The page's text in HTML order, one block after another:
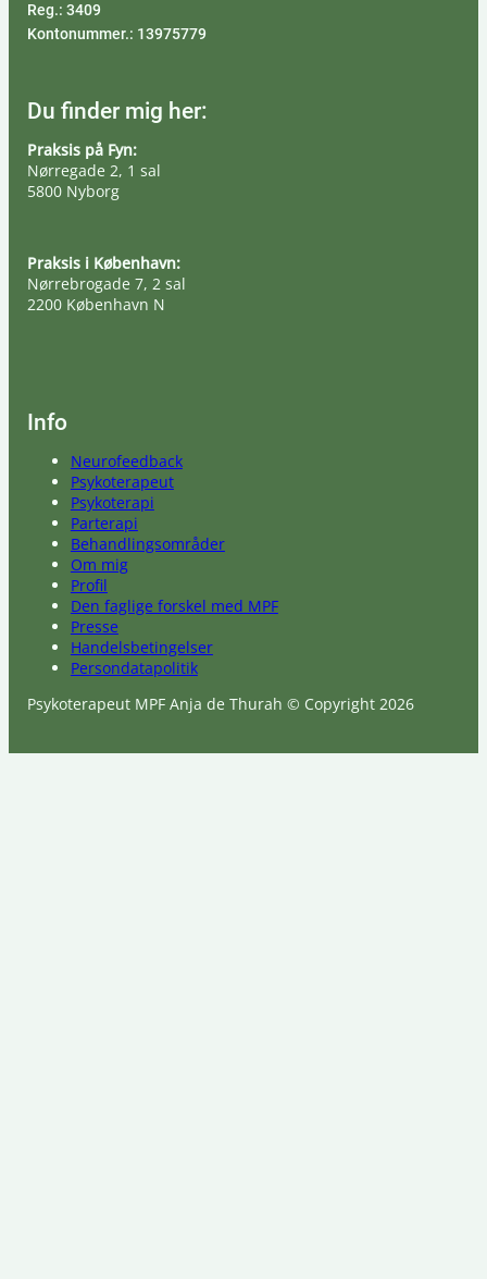
Reg.: 3409
Kontonummer.: 13975779
Du finder mig her:
Praksis på Fyn:
Nørregade 2, 1 sal
5800 Nyborg
Praksis i København:
Nørrebrogade 7, 2 sal
2200 København N
Info
Neurofeedback
Psykoterapeut
Psykoterapi
Parterapi
Behandlingsområder
Om mig
Profil
Den faglige forskel med MPF
Presse
Handelsbetingelser
Persondatapolitik
Psykoterapeut MPF Anja de Thurah © Copyright 2026